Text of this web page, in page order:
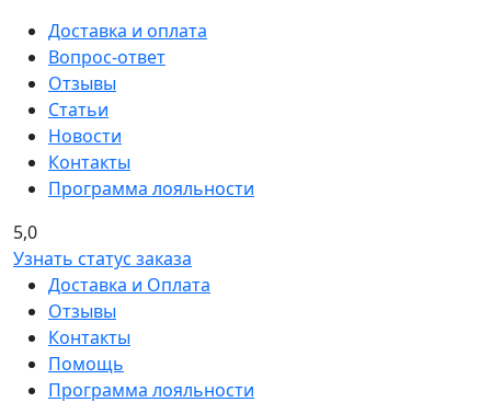
Доставка и оплата
Вопрос-ответ
Отзывы
Статьи
Новости
Контакты
Программа лояльности
5,0
Узнать статус заказа
Доставка и Оплата
Отзывы
Контакты
Помощь
Программа лояльности